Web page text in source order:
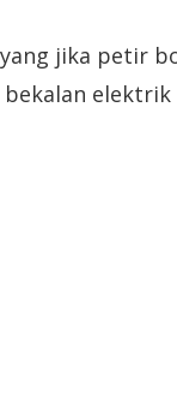
jika petir
elektrik